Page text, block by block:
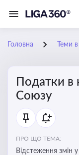
Головна Теми в
Податки в
Союзу
ПРО ЩО ТЕМА:
Відстеження змін